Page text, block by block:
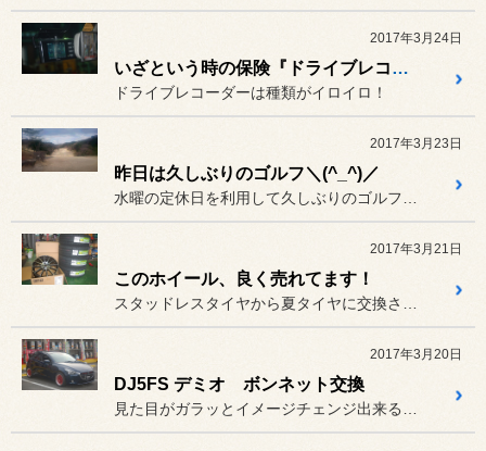
2017年3月24日
いざという時の保険『ドライブレコーダー』
ドライブレコーダーは種類がイロイロ！
2017年3月23日
昨日は久しぶりのゴルフ＼(^_^)／
2017年3月21日
このホイール、良く売れてます！
2017年3月20日
DJ5FS デミオ ボンネット交換